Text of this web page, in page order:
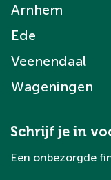
Arnhem
Ede
Veenendaal
Wageningen
Schrijf je in
Een onbezorgde